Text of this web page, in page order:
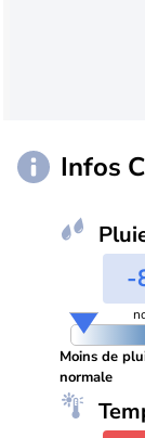
Infos
-
Moins de
normale